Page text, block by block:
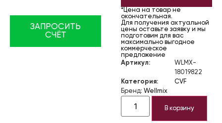
ЗАПРОСИТЬ
СЧЁТ
*Цена на товар не
окончательная.
Для получения актуальной
цены оставьте заявку и мы
подготовим для вас
максимально выгодное
коммерческое
предложение
Артикул:
WLMX-
18019822
Категория:
CVF
Бренд: Wellmix
В корзину